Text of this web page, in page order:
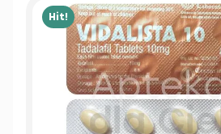
Hit!